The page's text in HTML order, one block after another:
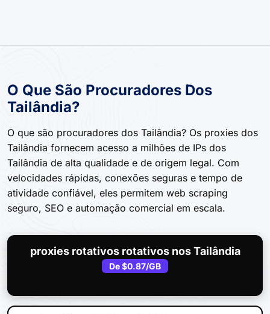
O Que São Procuradores Dos
Tailândia?
O que são procuradores dos Tailândia? Os proxies dos
Tailândia fornecem acesso a milhões de IPs dos
Tailândia de alta qualidade e de origem legal. Com
velocidades rápidas, conexões seguras e tempo de
atividade confiável, eles permitem web scraping
seguro, SEO e automação comercial em escala.
proxies rotativos rotativos nos Tailândia
De$0.87/GB